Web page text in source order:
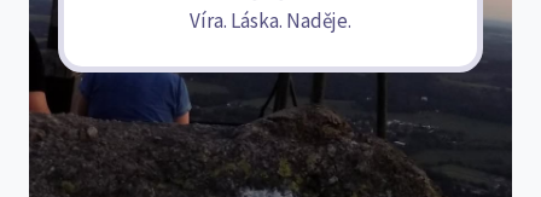
Víra. Láska. Naděje.